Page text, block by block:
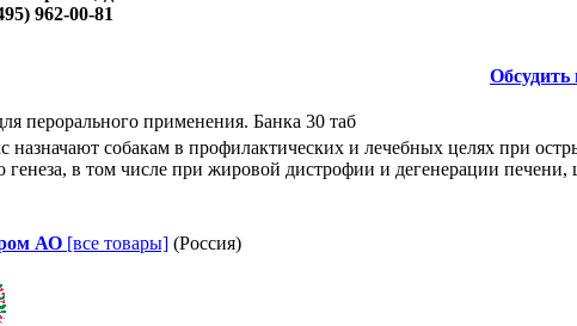
962-00-81
Обсудить
перорального применения. Банка 30 таб
назначают собакам в профилактических и лечебных целях при
генеза, в том числе при жировой дистрофии и дегенерации печени,
АО [все товары] (Россия)